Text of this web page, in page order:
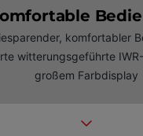
komfortabler
witterungsgeführte
großem Farbdisplay